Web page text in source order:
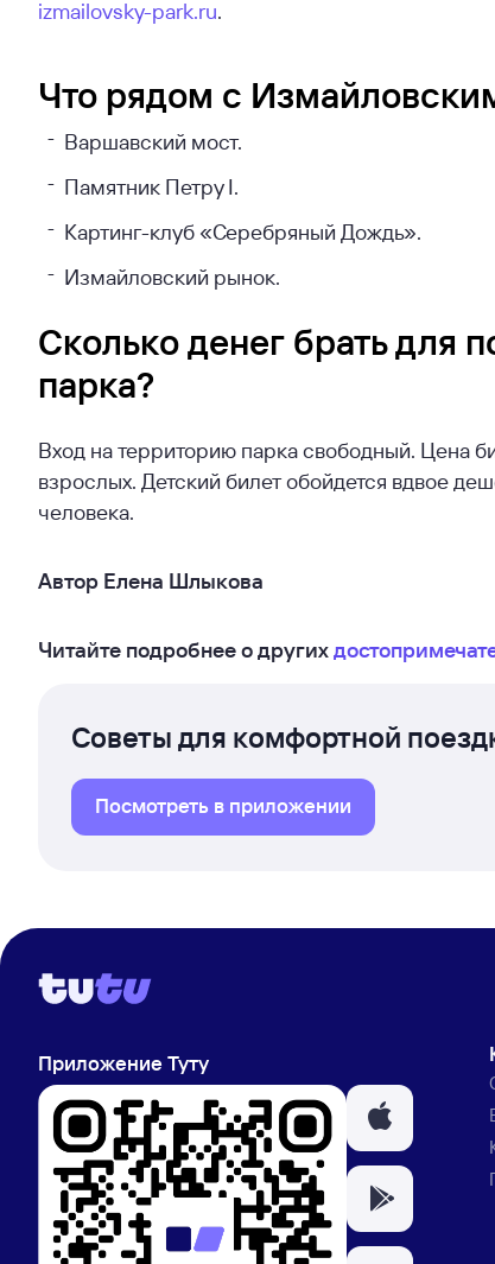
izmailovsky-park.ru.
Что рядом с
Варшавский мост.
Памятник Петру I.
Картинг-клуб «Серебряный Дождь».
Измайловский рынок.
Сколько денег брать для
парка?
Вход на территорию парка свободный. Цена
взрослых. Детский билет обойдется вдвое
человека.
Автор Елена Шлыкова
Читайте подробнее о других
Советы для комфортной
Посмотреть в приложении
Приложение Туту